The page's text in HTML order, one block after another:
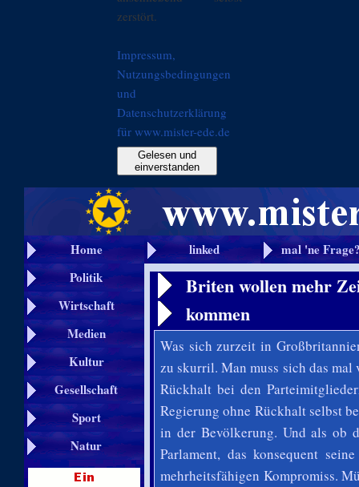
zerstört.
Impressum,
Nutzungsbedingungen
und
Datenschutzerklärung
für www.mister-ede.de
Gelesen und
einverstanden
Home linked
mal 'ne
Politik
Wirtschaft
Medien
Kultur
Gesellschaft
Sport
Natur
Briten wollen mehr
kommen
Was sich zurzeit in
zu skurril. Man muss sich das
Rückhalt bei den
Regierung ohne Rückhalt selbst
in der Bevölkerung. Und als ob
Parlament, das konsequent
mehrheitsfähigen Kompromiss.